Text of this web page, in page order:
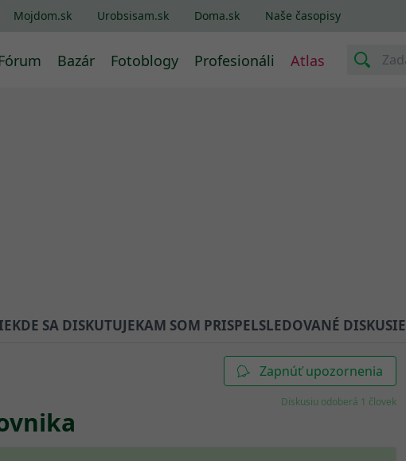
Mojdom.sk Urobsisam.sk Doma.sk Naše časopisy
Bazár Fotoblogy Profesionáli Atlas
KDE SA DISKUTUJEKAM SOM PRISPELSLEDOVANÉ DISKUSIE
Zapnúť upozornenia
Diskusiu odoberá 1 človek